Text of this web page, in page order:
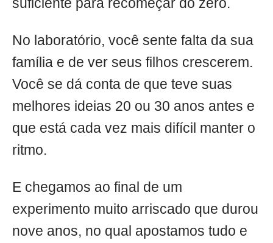
suficiente para recomeçar do zero.
No laboratório, você sente falta da sua
família e de ver seus filhos crescerem.
Você se dá conta de que teve suas
melhores ideias 20 ou 30 anos antes e
que está cada vez mais difícil manter o
ritmo.
E chegamos ao final de um
experimento muito arriscado que durou
nove anos, no qual apostamos tudo e